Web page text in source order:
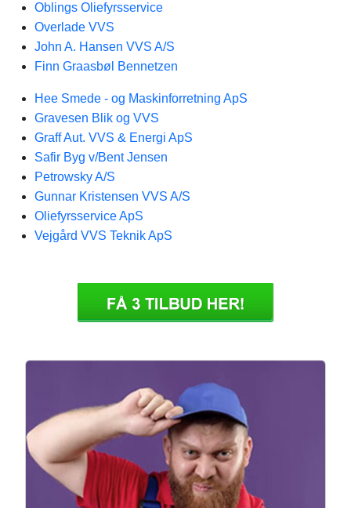
Oblings Oliefyrsservice
Overlade VVS
John A. Hansen VVS A/S
Finn Graasbøl Bennetzen
Hee Smede - og Maskinforretning ApS
Gravesen Blik og VVS
Graff Aut. VVS & Energi ApS
Safir Byg v/Bent Jensen
Petrowsky A/S
Gunnar Kristensen VVS A/S
Oliefyrsservice ApS
Vejgård VVS Teknik ApS